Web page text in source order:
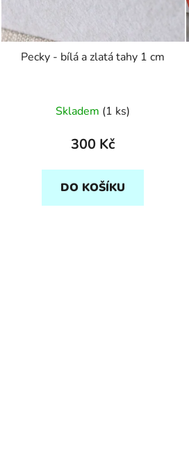
Pecky - bílá a zlatá tahy 1 cm
Skladem (1 ks)
300 Kč
DO KOŠÍKU